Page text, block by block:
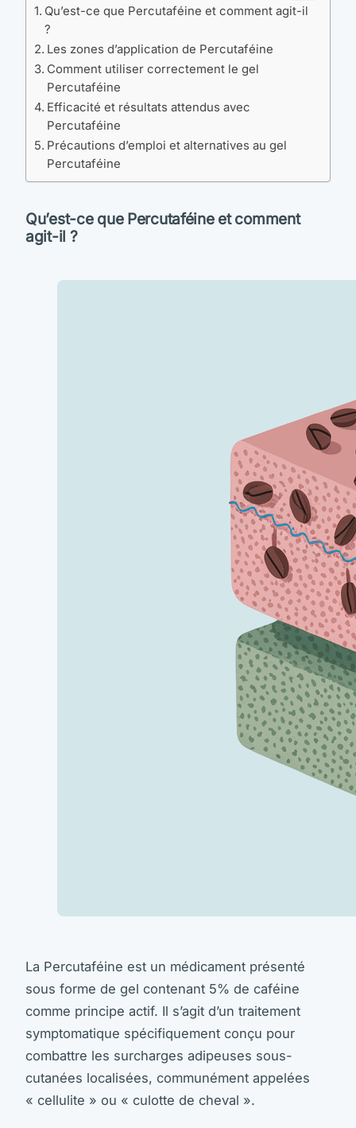
Qu’est-ce que Percutaféine et comment agit-il
?
Les zones d’application de Percutaféine
Comment utiliser correctement le gel
Percutaféine
Efficacité et résultats attendus avec
Percutaféine
Précautions d’emploi et alternatives au gel
Percutaféine
Qu’est-ce que Percutaféine et comment
agit-il ?
La Percutaféine est un médicament présenté
sous forme de gel contenant 5% de caféine
comme principe actif. Il s’agit d’un traitement
symptomatique spécifiquement conçu pour
combattre les surcharges adipeuses sous-
cutanées localisées, communément appelées
« cellulite » ou « culotte de cheval ».